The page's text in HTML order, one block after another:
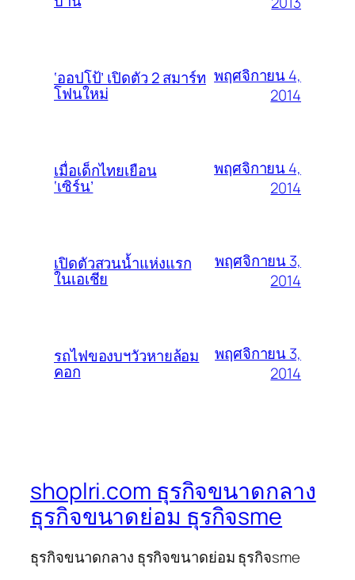
‘ออปโป้’ เปิดตัว 2 สมาร์ท
โฟนใหม่
พฤศจิกายน 4,
2014
เมื่อเด็กไทยเยือน
‘เซิร์น’
พฤศจิกายน 4,
2014
เปิดตัวสวนน้ำแห่งแรก
ในเอเชีย
พฤศจิกายน 3,
2014
รถไฟของบฯวัวหายล้อม
คอก
พฤศจิกายน 3,
2014
shoplri.com ธุรกิจขนาดกลาง
ธุรกิจขนาดย่อม ธุรกิจsme
ธุรกิจขนาดกลาง ธุรกิจขนาดย่อม ธุรกิจsme